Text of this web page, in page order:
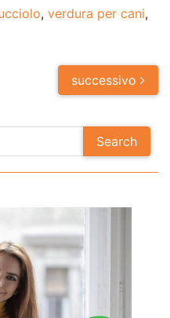
, verdura per cani,
successivo